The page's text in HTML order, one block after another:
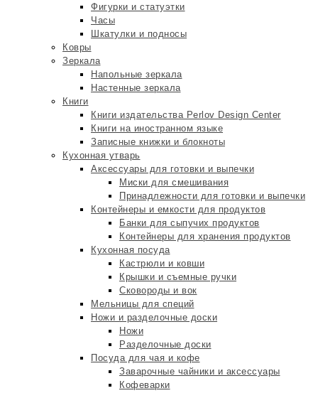
Фигурки и статуэтки
Часы
Шкатулки и подносы
Ковры
Зеркала
Напольные зеркала
Настенные зеркала
Книги
Книги издательства Perlov Design Center
Книги на иностранном языке
Записные книжки и блокноты
Кухонная утварь
Аксессуары для готовки и выпечки
Миски для смешивания
Принадлежности для готовки и выпечки
Контейнеры и емкости для продуктов
Банки для сыпучих продуктов
Контейнеры для хранения продуктов
Кухонная посуда
Кастрюли и ковши
Крышки и съемные ручки
Сковороды и вок
Мельницы для специй
Ножи и разделочные доски
Ножи
Разделочные доски
Посуда для чая и кофе
Заварочные чайники и аксессуары
Кофеварки